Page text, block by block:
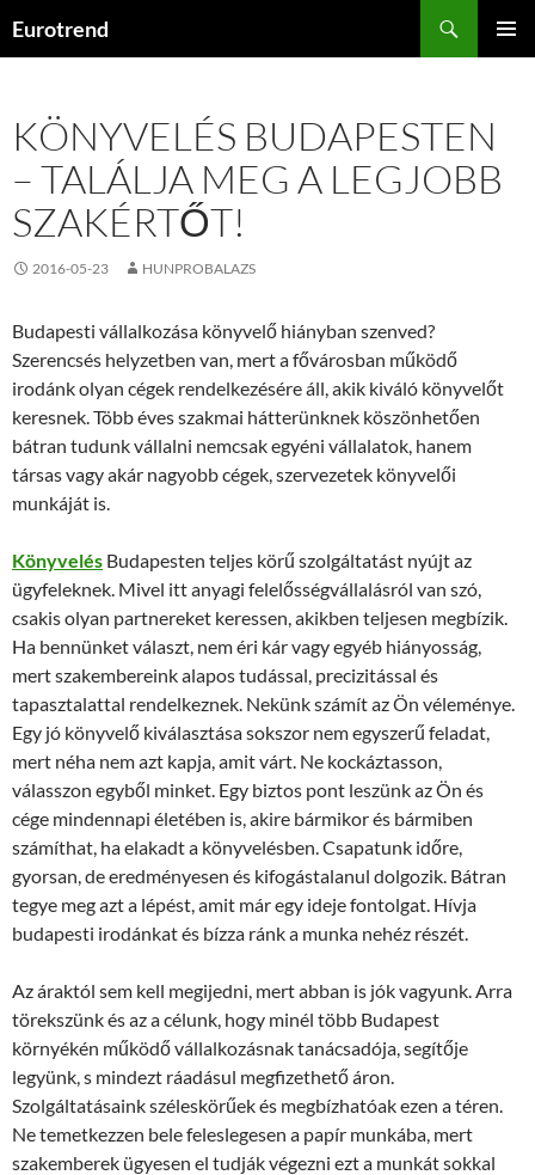
Eurotrend
KÖNYVELÉS BUDAPESTEN
– TALÁLJA MEG A LEGJOBB
SZAKÉRTŐT!
2016-05-23 HUNPROBALAZS
Budapesti vállalkozása könyvelő hiányban szenved?
Szerencsés helyzetben van, mert a fővárosban működő
irodánk olyan cégek rendelkezésére áll, akik kiváló könyvelőt
keresnek. Több éves szakmai hátterünknek köszönhetően
bátran tudunk vállalni nemcsak egyéni vállalatok, hanem
társas vagy akár nagyobb cégek, szervezetek könyvelői
munkáját is.
Könyvelés Budapesten teljes körű szolgáltatást nyújt az
ügyfeleknek. Mivel itt anyagi felelősségvállalásról van szó,
csakis olyan partnereket keressen, akikben teljesen megbízik.
Ha bennünket választ, nem éri kár vagy egyéb hiányosság,
mert szakembereink alapos tudással, precizitással és
tapasztalattal rendelkeznek. Nekünk számít az Ön véleménye.
Egy jó könyvelő kiválasztása sokszor nem egyszerű feladat,
mert néha nem azt kapja, amit várt. Ne kockáztasson,
válasszon egyből minket. Egy biztos pont leszünk az Ön és
cége mindennapi életében is, akire bármikor és bármiben
számíthat, ha elakadt a könyvelésben. Csapatunk időre,
gyorsan, de eredményesen és kifogástalanul dolgozik. Bátran
tegye meg azt a lépést, amit már egy ideje fontolgat. Hívja
budapesti irodánkat és bízza ránk a munka nehéz részét.
Az áraktól sem kell megijedni, mert abban is jók vagyunk. Arra
törekszünk és az a célunk, hogy minél több Budapest
környékén működő vállalkozásnak tanácsadója, segítője
legyünk, s mindezt ráadásul megfizethető áron.
Szolgáltatásaink széleskörűek és megbízhatóak ezen a téren.
Ne temetkezzen bele feleslegesen a papír munkába, mert
szakemberek ügyesen el tudják végezni ezt a munkát sokkal